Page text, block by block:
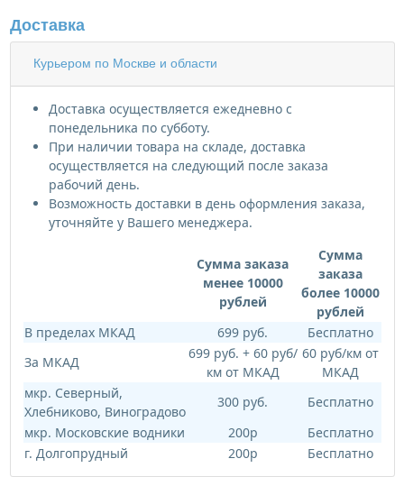
Доставка
Курьером по Москве и области
Доставка осуществляется ежедневно с
понедельника по субботу.
При наличии товара на складе, доставка
осуществляется на следующий после заказа
рабочий день.
Возможность доставки в день оформления заказа,
уточняйте у Вашего менеджера.
Сумма заказа
менее 10000
рублей
Сумма
заказа
более 10000
рублей
В пределах МКАД
699 руб.
Бесплатно
За МКАД
699 руб. + 60 руб/
км от МКАД
60 руб/км от
МКАД
мкр. Северный,
Хлебниково, Виноградово
300 руб.
Бесплатно
мкр. Московские водники
200р
Бесплатно
г. Долгопрудный
200р Бесплатно